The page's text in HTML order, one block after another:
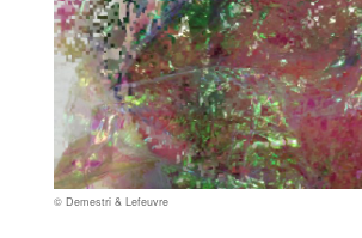
© Demestri & Lefeuvre